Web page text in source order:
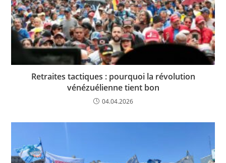
Retraites tactiques : pourquoi la révolution
vénézuélienne tient bon
04.04.2026